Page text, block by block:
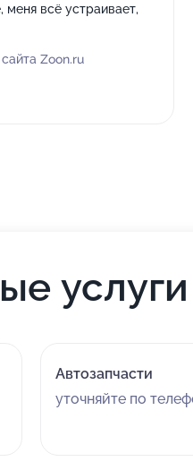
меня всё устраивает,
Zoon.ru
услуги
Автозапчасти
уточняйте по